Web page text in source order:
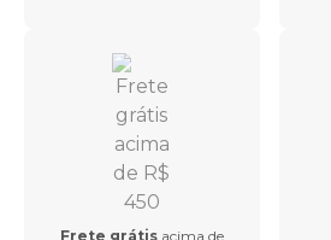
Frete grátis acima de